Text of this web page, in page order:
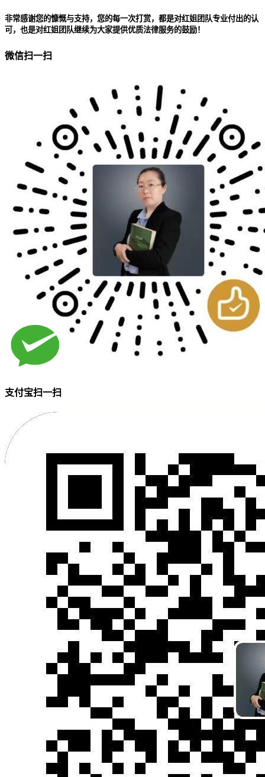
非常感谢您的慷慨与支持，您的每一次打赏，都是对红姐团队专业付出的认
可，也是对红姐团队继续为大家提供优质法律服务的鼓励！
微信扫一扫
支付宝扫一扫